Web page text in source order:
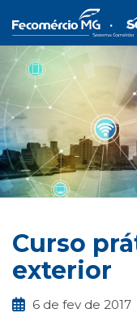
Curso
exterior
6 de fev de 2017